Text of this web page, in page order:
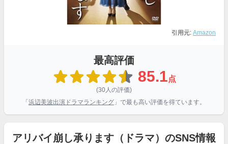
引用元: Amazon
最高評価
85.1点
(30人の評価)
「 浜辺美波出演ドラマランキング 」で最も高い評価を得ています。
アリバイ崩し承ります（ドラマ）のSNS情報